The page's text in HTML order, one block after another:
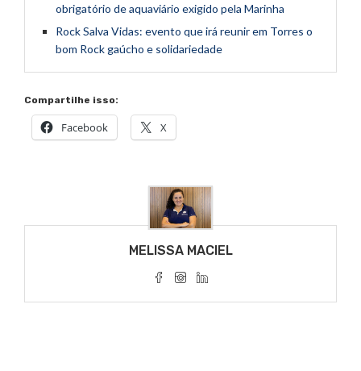
obrigatório de aquaviário exigido pela Marinha
Rock Salva Vidas: evento que irá reunir em Torres o
bom Rock gaúcho e solidariedade
Compartilhe isso:
Facebook X
MELISSA MACIEL